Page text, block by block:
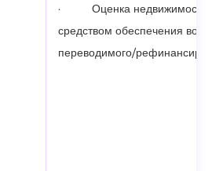
· Оценка недвижимости,
средством обеспечения
переводимого/